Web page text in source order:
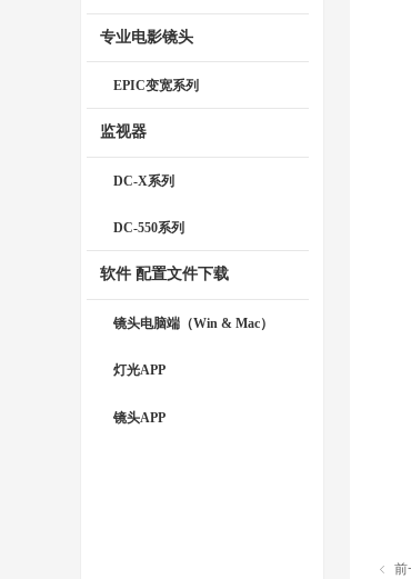
ꁆ 前
专业电影镜头
EPIC变宽系列
监视器
DC-X系列
DC-550系列
软件 配置文件下载
镜头电脑端（Win & Mac）
灯光APP
镜头APP